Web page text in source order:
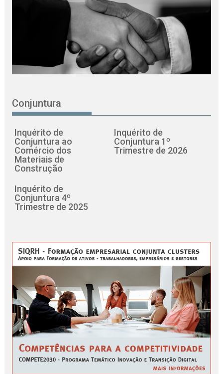
Conjuntura
Inquérito de
Conjuntura ao
Comércio dos
Materiais de
Construção
Inquérito de
Conjuntura 1º
Trimestre de 2026
Inquérito de
Conjuntura 4º
Trimestre de 2025